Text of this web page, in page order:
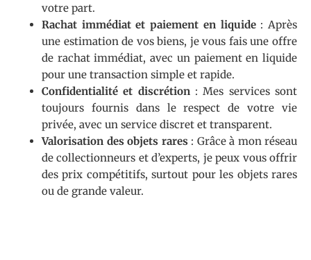
votre part.
Rachat immédiat et paiement en liquide: Après
une estimation de vos biens, je vous fais une offre
de rachat immédiat, avec un paiement en liquide
pour une transaction simple et rapide.
Confidentialité et discrétion: Mes services sont
toujours fournis dans le respect de votre vie
privée, avec un service discret et transparent.
Valorisation des objets rares: Grâce à mon réseau
de collectionneurs et d’experts, je peux vous offrir
des prix compétitifs, surtout pour les objets rares
ou de grande valeur.